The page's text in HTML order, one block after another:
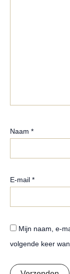
Naam *
E-mail *
Mijn naam, e-
volgende keer